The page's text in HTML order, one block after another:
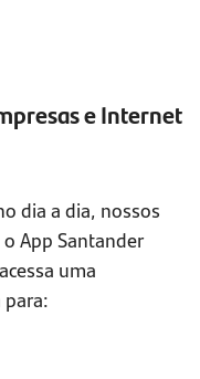
e Internet
dia a dia, nossos
App Santander
uma